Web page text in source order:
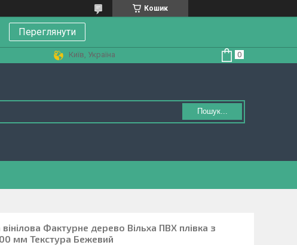
Кошик
Переглянути
Київ, Україна
Пошук...
Фактурне дерево Вільха ПВХ плівка з
мм Текстура Бежевий